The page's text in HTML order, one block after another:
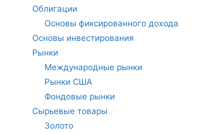
Облигации
Основы фиксированного дохода
Основы инвестирования
Рынки
Международные рынки
Рынки США
Фондовые рынки
Сырьевые товары
Золото